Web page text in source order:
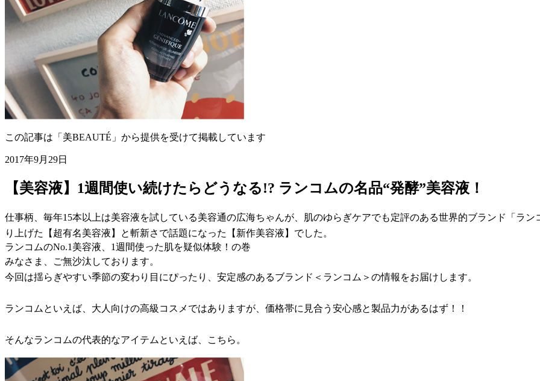
この記事は「美BEAUTÉ」から提供を受けて掲載しています
2017年9月29日
【美容液】1週間使い続けたらどうなる!? ランコムの名品“発酵”美容液！
仕事柄、毎年15本以上は美容液を試している美容通の広海ちゃんが、肌のゆらぎケアでも定評のある世界的ブランド「ラ
り上げた【超有名美容液】と斬新さで話題になった【新作美容液】でした。
ランコムのNo.1美容液、1週間使った肌を疑似体験！の巻
みなさま、ご無沙汰しております。
今回は揺らぎやすい季節の変わり目にぴったり、安定感のあるブランド＜ランコム＞の情報をお届けします。
ランコムといえば、大人向けの高級コスメではありますが、価格帯に見合う安心感と製品力があるはず！！
そんなランコムの代表的なアイテムといえば、こちら。